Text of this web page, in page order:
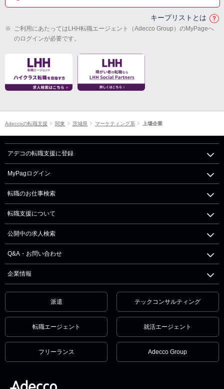
キープリストとは
※ ご利用にあたってはLHH転職エージェント（Adecco Group）のMyPageへ
のログインが必要です。
Adeccoの転職支援 関東 茨城県 マーケティング系 上場企業
アデコの転職支援に登録
MyPagログイン
転職のお仕事検索
転職支援について
公開中の求人検索
Q&A・お問い合わせ
企業情報
派遣 テックコンサルティング
転職エージェント 就活エージェント
フリーランス Adecco Group